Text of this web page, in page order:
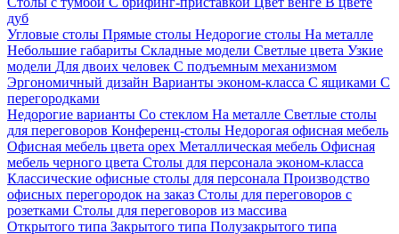
дуб
Угловые столы Прямые столы Недорогие столы На металле
Небольшие габариты Складные модели Светлые цвета Узкие
модели Для двоих человек С подъемным механизмом
Эргономичный дизайн Варианты эконом-класса С ящиками С
перегородками
Недорогие варианты Со стеклом На металле Светлые столы
для переговоров Конференц-столы Недорогая офисная мебель
Офисная мебель цвета орех Металлическая мебель Офисная
мебель черного цвета Столы для персонала эконом-класса
Классические офисные столы для персонала Производство
офисных перегородок на заказ Столы для переговоров с
розетками Столы для переговоров из массива
Открытого типа Закрытого типа Полузакрытого типа